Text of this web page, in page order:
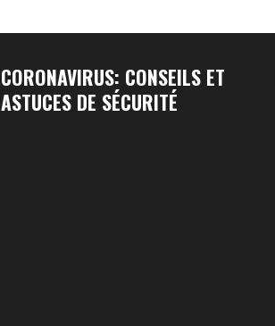
CORONAVIRUS: CONSEILS ET
ASTUCES DE SÉCURITÉ